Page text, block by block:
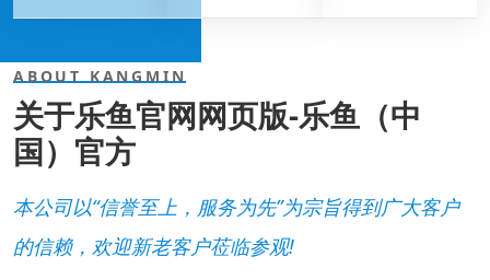
ABOUT KANGMIN
关于乐鱼官网网页版-乐鱼（中
国）官方
本公司以“信誉至上，服务为先”为宗旨得到广大客户
的信赖，欢迎新老客户莅临参观!